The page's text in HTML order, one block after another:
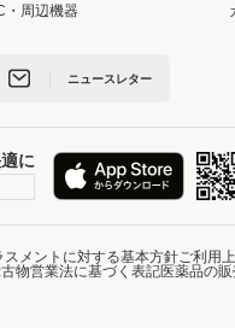
・周辺機器
ニュースレター
に
スメントに対する基本方針ご利用
古物営業法に基づく表記医薬品の